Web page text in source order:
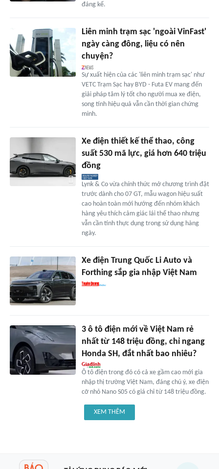
đáng kể.
Liên minh trạm sạc 'ngoài VinFast'
ngày càng đông, liệu có nên
chuyện?
Sự xuất hiện của các 'liên minh trạm sạc' như
VETC Trạm Sạc hay BYD - Futa EV mang đến
giải pháp tâm lý tốt cho người mua xe điện,
song tính hiệu quả vẫn cần thời gian chứng
minh.
Xe điện thiết kế thể thao, công
suất 530 mã lực, giá hơn 640 triệu
đồng
Lynk & Co vừa chính thức mở chương trình đặt
trước dành cho 07 GT, mẫu wagon hiệu suất
cao hoàn toàn mới hướng đến nhóm khách
hàng yêu thích cảm giác lái thể thao nhưng
vẫn cần tính thực dụng trong sử dụng hàng
ngày.
Xe điện Trung Quốc Li Auto và
Forthing sắp gia nhập Việt Nam
3 ô tô điện mới về Việt Nam rẻ
nhất từ 148 triệu đồng, chỉ ngang
Honda SH, đắt nhất bao nhiêu?
Ô tô điện trong đó có cả xe gầm cao mới gia
nhập thị trường Việt Nam, đáng chú ý, xe điện
cỡ nhỏ Nano S05 có giá chỉ từ 148 triệu đồng.
XEM THÊM